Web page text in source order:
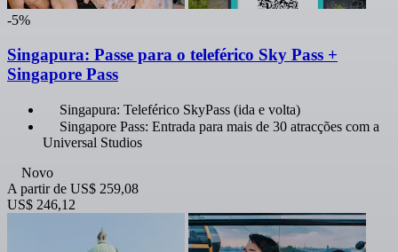
-5%
Singapura: Passe para o teleférico Sky Pass +
Singapore Pass
Singapura: Teleférico SkyPass (ida e volta)
Singapore Pass: Entrada para mais de 30 atracções com a
Universal Studios
Novo
A partir de US$ 259,08
US$ 246,12